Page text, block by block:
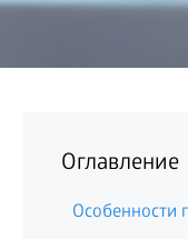
Оглавление
Особенности